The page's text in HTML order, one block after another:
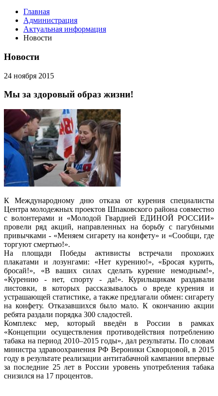
Главная
Администрация
Актуальная информация
Новости
Новости
24 ноября 2015
Мы за здоровый образ жизни!
К Международному дню отказа от курения специалисты
Центра молодежных проектов Шпаковского района совместно
с волонтерами и «Молодой Гвардией ЕДИНОЙ РОССИИ»
провели ряд акций, направленных на борьбу с пагубными
привычками - «Меняем сигарету на конфету» и «Сообщи, где
торгуют смертью!».
На площади Победы активисты встречали прохожих
плакатами и лозунгами: «Нет курению!», «Бросая курить,
бросай!», «В ваших силах сделать курение немодным!»,
«Курению - нет, спорту - да!». Курильщикам раздавали
листовки, в которых рассказывалось о вреде курения и
устрашающей статистике, а также предлагали обмен: сигарету
на конфету. Отказавшихся было мало. К окончанию акции
ребята раздали порядка 300 сладостей.
Комплекс мер, который введён в России в рамках
«Концепции осуществления противодействия потреблению
табака на период 2010–2015 годы», дал результаты. По словам
министра здравоохранения РФ Вероники Скворцовой, в 2015
году в результате реализации антитабачной кампании впервые
за последние 25 лет в России уровень употребления табака
снизился на 17 процентов.